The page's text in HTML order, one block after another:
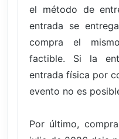
el método de
entrada se
compra el
factible. Si la
entrada física por
evento no es
Por último,